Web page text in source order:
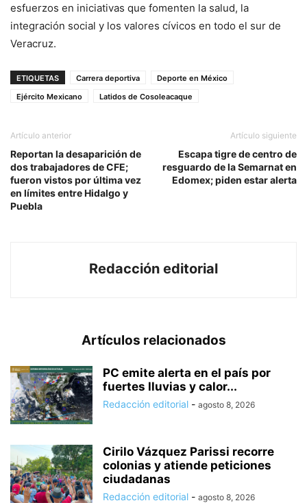
esfuerzos en iniciativas que fomenten la salud, la
integración social y los valores cívicos en todo el sur de
Veracruz.
ETIQUETAS Carrera deportiva
Deporte en México
Ejército Mexicano
Latidos de Cosoleacaque
Artículo anterior
Reportan la desaparición de
dos trabajadores de CFE;
fueron vistos por última vez
en límites entre Hidalgo y
Puebla
Artículo siguiente
Escapa tigre de centro de
resguardo de la Semarnat en
Edomex; piden estar alerta
Redacción editorial
Artículos relacionados
PC emite alerta en el país por
fuertes lluvias y calor...
Redacción editorial - agosto 8, 2026
Cirilo Vázquez Parissi recorre
colonias y atiende peticiones
ciudadanas
Redacción editorial - agosto 8, 2026